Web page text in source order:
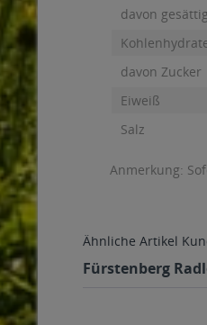
davon
davon Zucker
Eiweiß
Salz
Anmerkung:
Ähnliche Artikel
Fürstenberg